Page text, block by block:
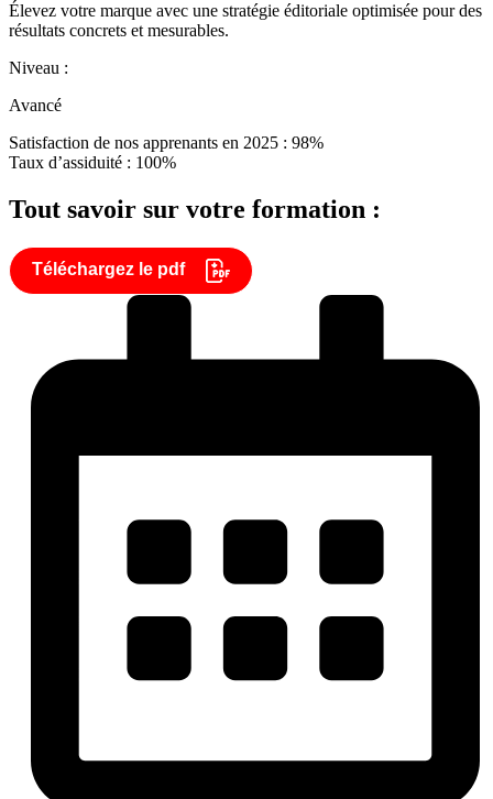
Élevez votre marque avec une stratégie éditoriale optimisée pour des
résultats concrets et mesurables.
Niveau :
Avancé
Satisfaction de nos apprenants en 2025 : 98%
Taux d’assiduité : 100%
Tout savoir sur votre formation :
Téléchargez le pdf